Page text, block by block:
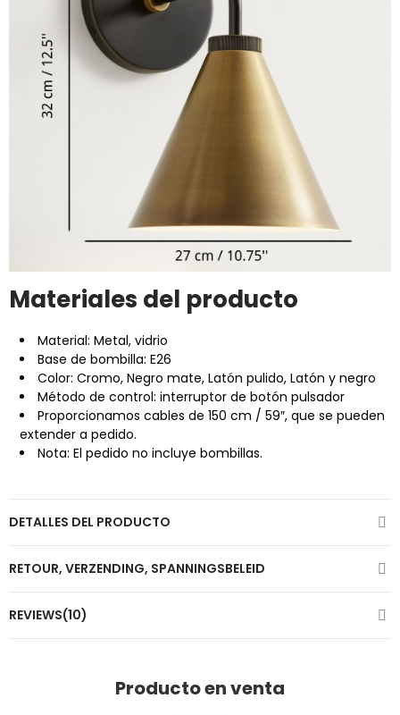
Materiales del producto
Material: Metal, vidrio
Base de bombilla: E26
Color: Cromo, Negro mate, Latón pulido, Latón y negro
Método de control: interruptor de botón pulsador
Proporcionamos cables de 150 cm / 59″, que se pueden
extender a pedido.
Nota: El pedido no incluye bombillas.
DETALLES DEL PRODUCTO
RETOUR, VERZENDING, SPANNINGSBELEID
REVIEWS(10)
Producto en venta